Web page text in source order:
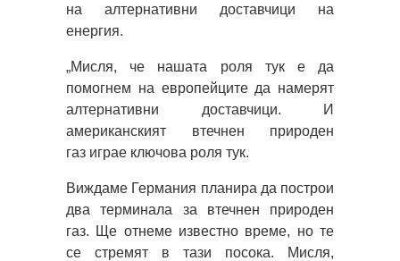
на алтернативни доставчици на
енергия.
„Мисля, че нашата роля тук е да
помогнем на европейците да намерят
алтернативни доставчици. И
американският втечнен природен
газ играе ключова роля тук.
Виждаме Германия планира да построи
два терминала за втечнен природен
газ. Ще отнеме известно време, но те
се стремят в тази посока. Мисля,